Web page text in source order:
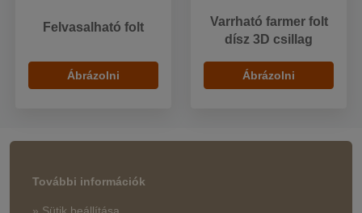
Felvasalható folt
Ábrázolni
Varrható farmer folt
dísz 3D csillag
Ábrázolni
További információk
» Sütik beállítása